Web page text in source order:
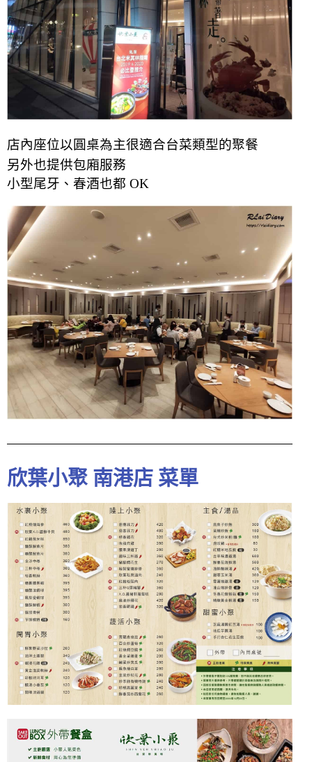
店內座位以圓桌為主很適合台菜類型的聚餐
另外也提供包廂服務
小型尾牙、春酒也都 OK
欣葉小聚 南港店 菜單